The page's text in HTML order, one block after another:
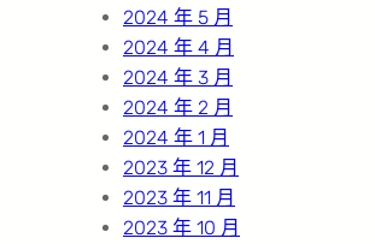
2024 年 5 月
2024 年 4 月
2024 年 3 月
2024 年 2 月
2024 年 1 月
2023 年 12 月
2023 年 11 月
2023 年 10 月